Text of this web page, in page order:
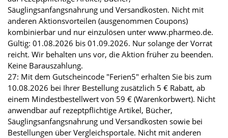
Säuglingsanfangsnahrung und Versandkosten. Nicht mit
anderen Aktionsvorteilen (ausgenommen Coupons)
kombinierbar und nur einzulösen unter www.pharmeo.de.
Gültig: 01.08.2026 bis 01.09.2026. Nur solange der Vorrat
reicht. Wir behalten uns vor, die Aktion früher zu beenden.
Keine Barauszahlung.
27: Mit dem Gutscheincode "Ferien5" erhalten Sie bis zum
10.08.2026 bei Ihrer Bestellung zusätzlich 5 € Rabatt, ab
einem Mindestbestellwert von 59 € (Warenkorbwert). Nicht
anwendbar auf rezeptpflichtige Artikel, Bücher,
Säuglingsanfangsnahrung und Versandkosten sowie bei
Bestellungen über Vergleichsportale. Nicht mit anderen